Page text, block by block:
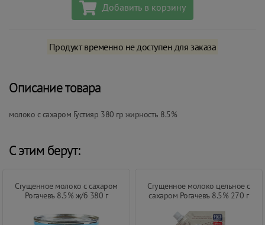
Добавить в корзину
Продукт временно не доступен для заказа
Описание товара
молоко с сахаром Густияр 380 гр жирность 8.5%
С этим берут:
Сгущенное молоко с сахаром
Рогачевъ 8.5% ж/б 380 г
Сгущенное молоко цельное с
сахаром Рогачевъ 8.5% 270 г